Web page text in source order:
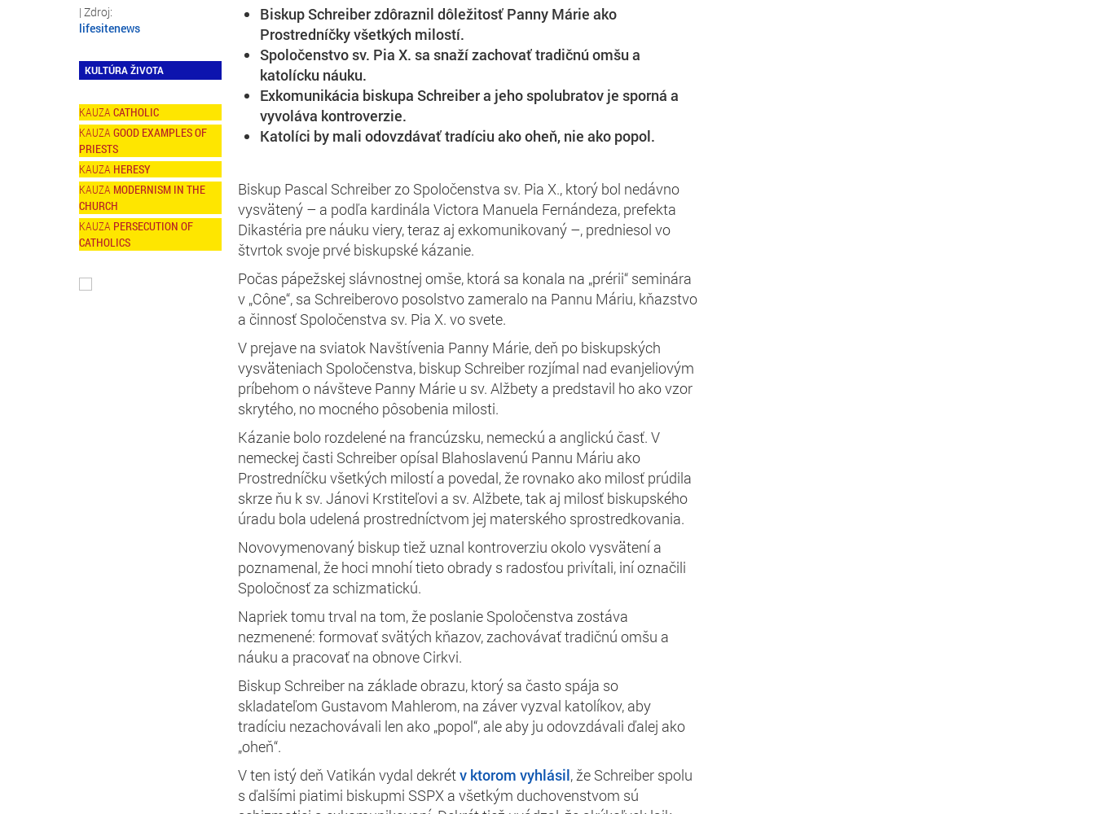
lifesitenews
KULTÚRA ŽIVOTA
CATHOLIC
GOOD EXAMPLES OF
PRIESTS
HERESY
MODERNISM IN THE
CHURCH
PERSECUTION OF
CATHOLICS
Biskup Schreiber zdôraznil dôležitosť Panny Márie ako
Prostredníčky všetkých milostí.
Spoločenstvo sv. Pia X. sa snaží zachovať tradičnú omšu a
katolícku náuku.
Exkomunikácia biskupa Schreiber a jeho spolubratov je sporná a
vyvoláva kontroverzie.
Katolíci by mali odovzdávať tradíciu ako oheň, nie ako popol.
Biskup Pascal Schreiber zo Spoločenstva sv. Pia X., ktorý bol nedávno
vysvätený – a podľa kardinála Victora Manuela Fernándeza, prefekta
Dikastéria pre náuku viery, teraz aj exkomunikovaný –, predniesol vo
štvrtok svoje prvé biskupské kázanie.
Počas pápežskej slávnostnej omše, ktorá sa konala na „prérii“ seminára
v „Cône“, sa Schreiberovo posolstvo zameralo na Pannu Máriu, kňazstvo
a činnosť Spoločenstva sv. Pia X. vo svete.
V prejave na sviatok Navštívenia Panny Márie, deň po biskupských
vysväteniach Spoločenstva, biskup Schreiber rozjímal nad evanjeliovým
príbehom o návšteve Panny Márie u sv. Alžbety a predstavil ho ako vzor
skrytého, no mocného pôsobenia milosti.
Kázanie bolo rozdelené na francúzsku, nemeckú a anglickú časť. V
nemeckej časti Schreiber opísal Blahoslavenú Pannu Máriu ako
Prostredníčku všetkých milostí a povedal, že rovnako ako milosť prúdila
skrze ňu k sv. Jánovi Krstiteľovi a sv. Alžbete, tak aj milosť biskupského
úradu bola udelená prostredníctvom jej materského sprostredkovania.
Novovymenovaný biskup tiež uznal kontroverziu okolo vysvätení a
poznamenal, že hoci mnohí tieto obrady s radosťou privítali, iní označili
Spoločnosť za schizmatickú.
Napriek tomu trval na tom, že poslanie Spoločenstva zostáva
nezmenené: formovať svätých kňazov, zachovávať tradičnú omšu a
náuku a pracovať na obnove Cirkvi.
Biskup Schreiber na základe obrazu, ktorý sa často spája so
skladateľom Gustavom Mahlerom, na záver vyzval katolíkov, aby
tradíciu nezachovávali len ako „popol“, ale aby ju odovzdávali ďalej ako
„oheň“.
V ten istý deň Vatikán vydal dekrétv ktorom vyhlásil, že Schreiber spolu
s ďalšími piatimi biskupmi SSPX a všetkým duchovenstvom sú